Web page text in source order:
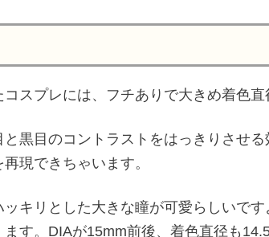
コスプレには、フチありで大きめ着色直
黒目のコントラストをはっきりさせ
現できちゃいます。
キリとした大きな瞳が可愛らしいで
す。DIAが15mm前後、着色直径も